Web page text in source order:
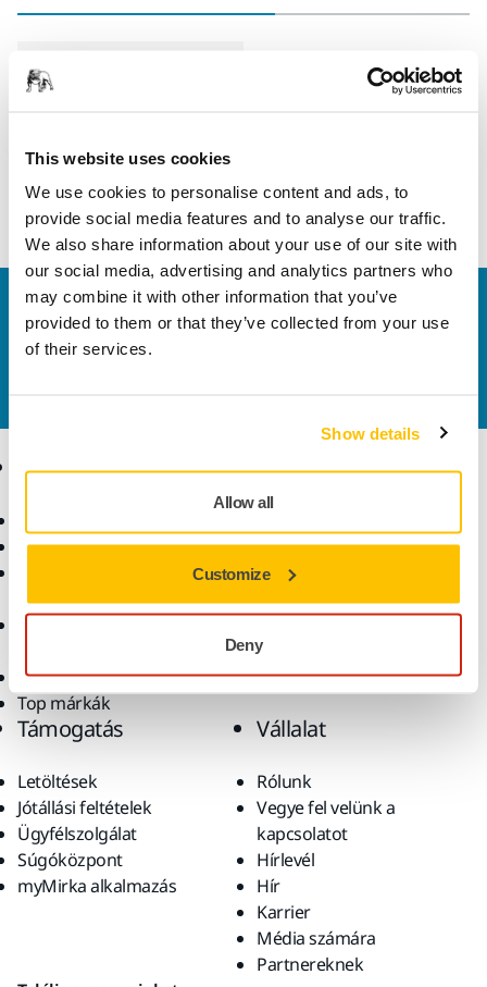
This website uses cookies
We use cookies to personalise content and ads, to
provide social media features and to analyse our traffic.
We also share information about your use of our site with
our social media, advertising and analytics partners who
may combine it with other information that you’ve
provided to them or that they’ve collected from your use
of their services.
Show details
Allow all
Customize
Deny
Hossz
Vegye fel velünk a kapcsolatot
Szeretne többet tudni? Kérjük, vegye fel velünk a
Termékek
Pormentes csiszolás
polírpaszták
Kiegészítők és
Szuperkoptató anyagok
Top márkák
Tudásbázis
Alkalmazások
Megoldások
Támogatás
Letöltések
Jótállási feltételek
Ügyfélszolgálat
Súgóközpont
myMirka alkalmazás
Vállalat
Rólunk
Vegye fel velünk a
kapcsolatot
Hírlevél
Hír
Karrier
Média számára
Partnereknek